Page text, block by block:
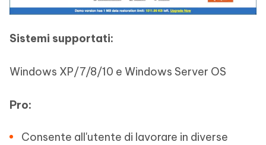
Sistemi supportati:
Windows XP/7/8/10 e Windows Server OS
Pro:
Consente all'utente di lavorare in diverse